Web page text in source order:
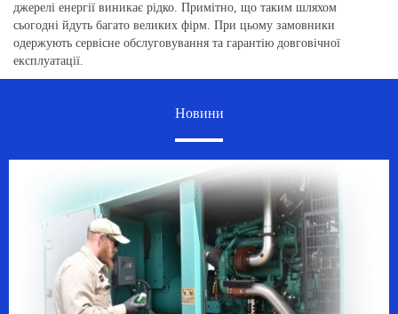
джерелі енергії виникає рідко. Примітно, що таким шляхом
сьогодні йдуть багато великих фірм. При цьому замовники
одержують сервісне обслуговування та гарантію довговічної
експлуатації.
Новини